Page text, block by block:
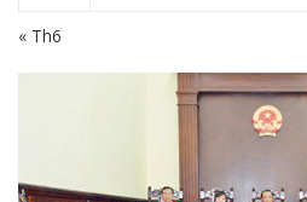
« Th6